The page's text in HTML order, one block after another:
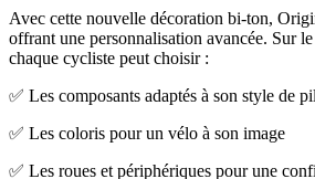
Avec cette nouvelle décoration bi-ton,
offrant une personnalisation avancée. Sur
chaque cycliste peut choisir :
✅ Les composants adaptés à son style de
✅ Les coloris pour un vélo à son image
✅ Les roues et périphériques pour une